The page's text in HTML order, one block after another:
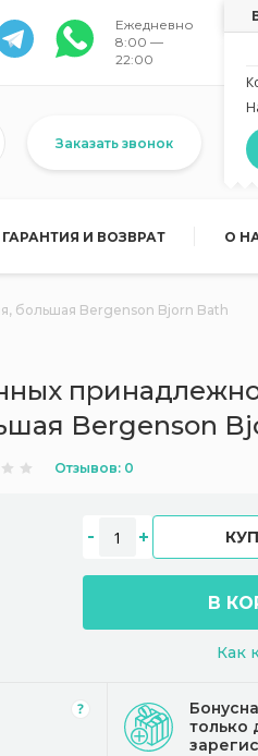
Ежедневно
8:00 —
22:00
Заказать звонок
ГАРАНТИЯ И ВОЗВРАТ О
большая Bergenson Bjorn Bath
Bergenson
Отзывов: 0
В
Как
только